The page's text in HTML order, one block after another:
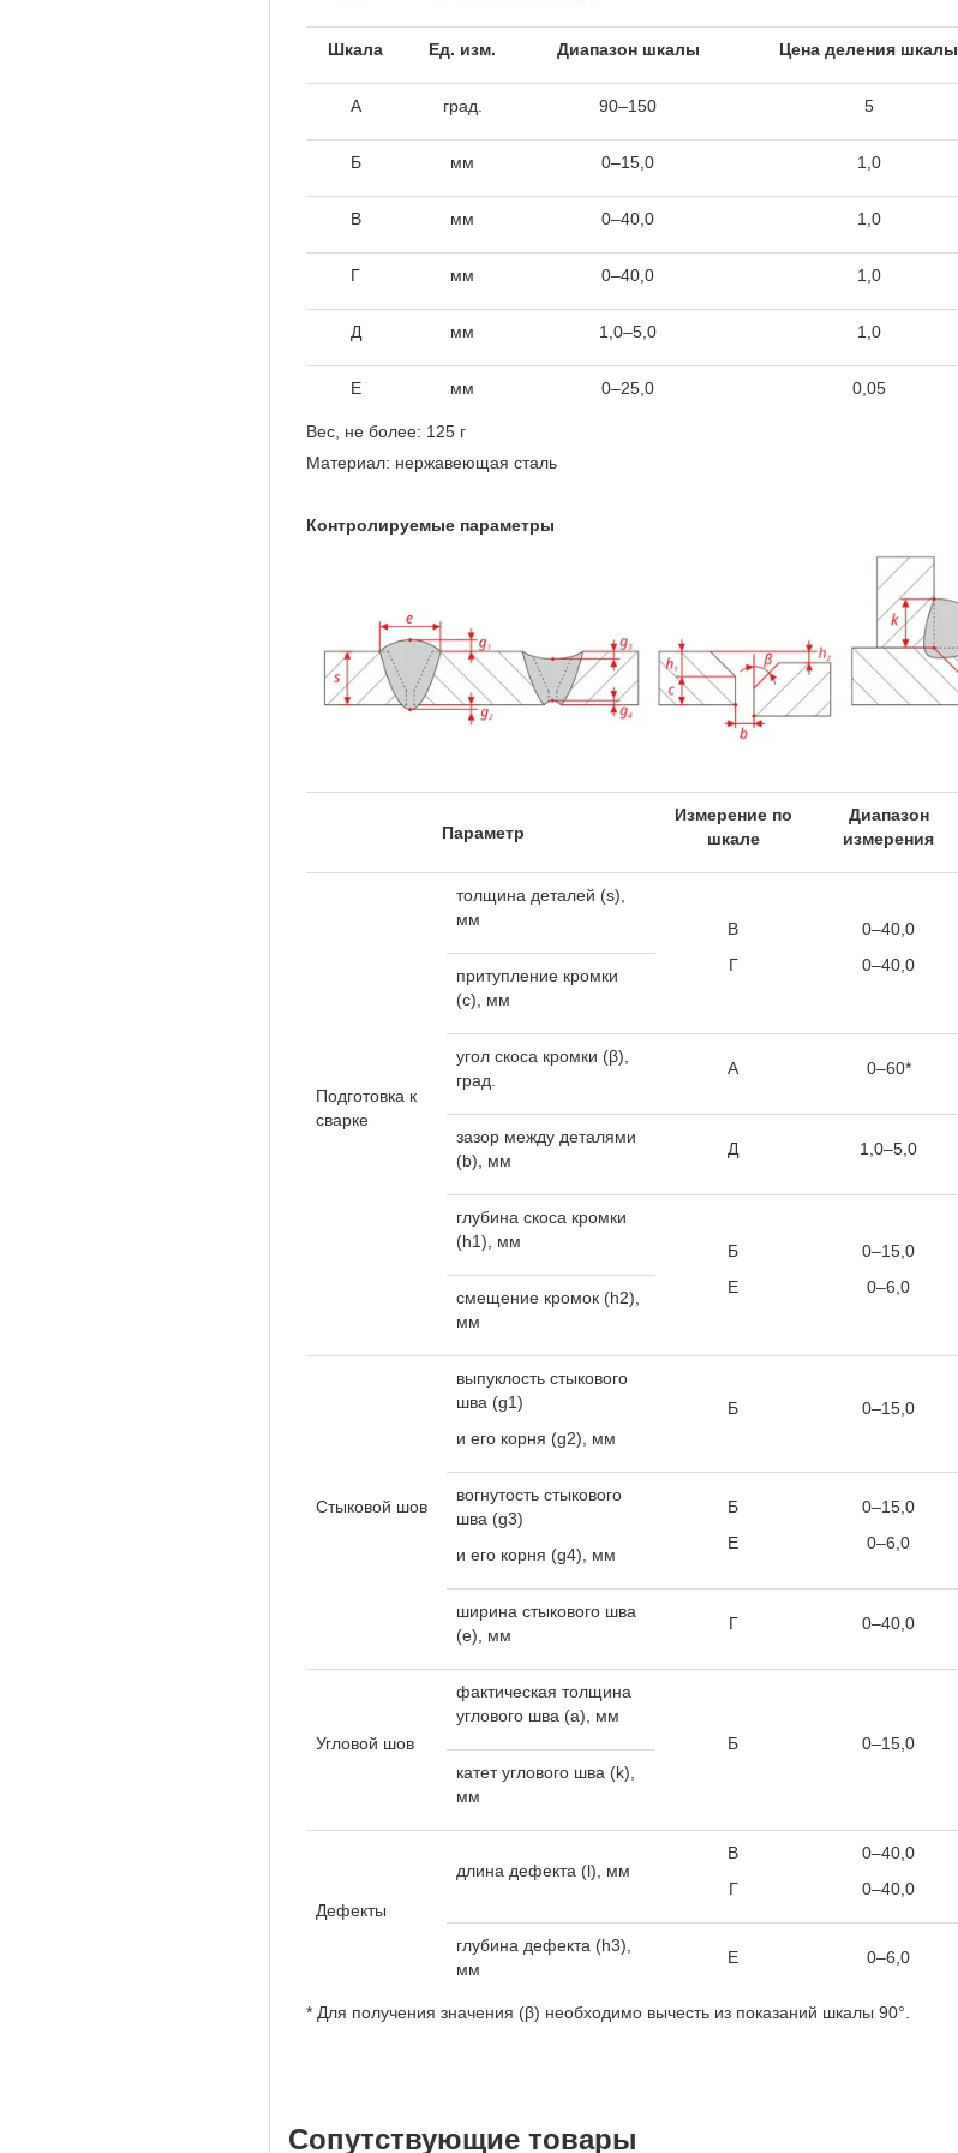
Шкала Ед. изм. Диапазон шкалы Цена деления шкалы
А град. 90–150 5
Б мм 0–15,0 1,0
В мм 0–40,0 1,0
Г мм 0–40,0 1,0
Д мм 1,0–5,0 1,0
Е мм 0–25,0 0,05
Вес, не более: 125 г
Материал: нержавеющая сталь
Контролируемые параметры
Параметр
Измерение по
шкале
Диапазон
измерения
Подготовка к
сварке
толщина деталей (s),
мм
В
Г
0–40,0
0–40,0
притупление кромки
(c), мм
угол скоса кромки (β),
град.
А 0–60*
зазор между деталями
(b), мм
Д 1,0–5,0
глубина скоса кромки
(h1), мм
Б
Е
0–15,0
0–6,0
смещение кромок (h2),
мм
Стыковой шов
выпуклость стыкового
шва (g1)
и его корня (g2), мм
Б 0–15,0
вогнутость стыкового
шва (g3)
и его корня (g4), мм
Б
Е
0–15,0
0–6,0
ширина стыкового шва
(е), мм
Г 0–40,0
Угловой шов
фактическая толщина
углового шва (a), мм
Б
0–15,0
катет углового шва (k),
мм
Дефекты
длина дефекта (l), мм
В
Г
0–40,0
0–40,0
глубина дефекта (h3),
мм
Е 0–6,0
* Для получения значения (β) необходимо вычесть из показаний шкалы 90°.
Сопутствующие товары